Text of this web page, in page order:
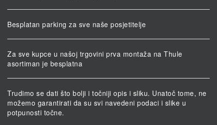
Besplatan parking za sve naše posjetitelje
Za sve kupce u našoj trgovini prva montaža na Thule
asortiman je besplatna
Trudimo se dati što bolji i točniji opis i sliku. Unatoč tome, ne
možemo garantirati da su svi navedeni podaci i slike u
potpunosti točne.